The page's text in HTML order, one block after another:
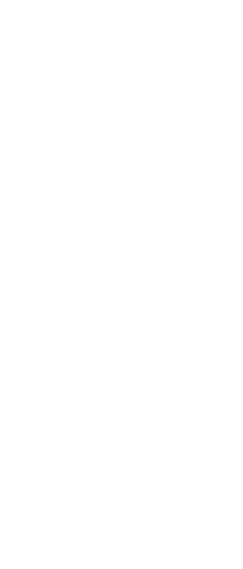
privados
con balcones o patios
espacio al aire libre para desconectar.